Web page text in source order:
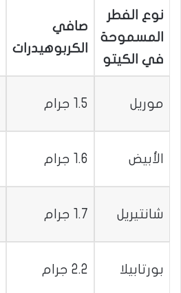
نوع الفطر
المسموحة
في الكيتو
صافي
الكربوهيدرات
موريل 1.5 جرام
الأبيض 1.6 جرام
شانتيريل 1.7 جرام
بورتابيلا 2.2 جرام